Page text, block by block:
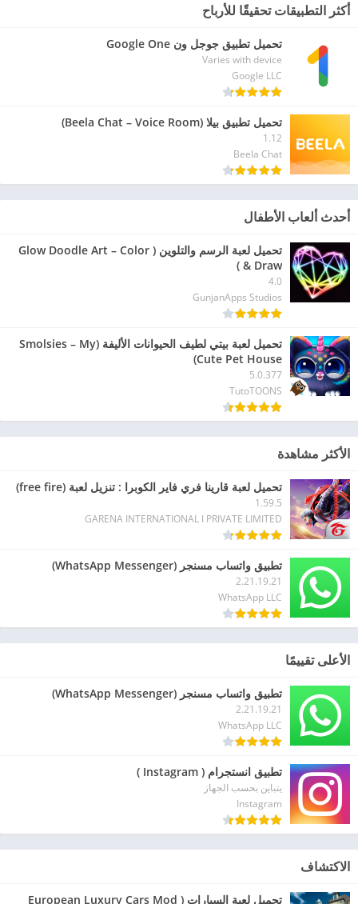
أكثر التطبيقات تحقيقًا للأرباح
تحميل تطبيق جوجل ون Google One
Varies with device
Google LLC
تحميل تطبيق بيلا (Beela Chat – Voice Room)
1.12
Beela Chat
أحدث ألعاب الأطفال
تحميل لعبة الرسم والتلوين ( Glow Doodle Art – Color
& Draw )
4.0
GunjanApps Studios
تحميل لعبة بيتي لطيف الحيوانات الأليفة (Smolsies – My
Cute Pet House)
5.0.377
TutoTOONS
الأكثر مشاهدة
تحميل لعبة قارينا فري فاير الكوبرا : تنزيل لعبة (free fire)
1.59.5
GARENA INTERNATIONAL I PRIVATE LIMITED
تطبيق واتساب مسنجر (WhatsApp Messenger)
2.21.19.21
WhatsApp LLC
الأعلى تقييمًا
تطبيق واتساب مسنجر (WhatsApp Messenger)
2.21.19.21
WhatsApp LLC
تطبيق انستجرام ( Instagram )
يتباين بحسب الجهاز
Instagram
الاكتشاف
تحميل لعبة السيارات ( European Luxury Cars Mod